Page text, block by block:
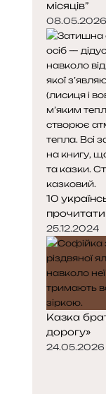
місяців”
08.05.2026
10
25.12.2024
Казка
дорогу»
24.05.2026